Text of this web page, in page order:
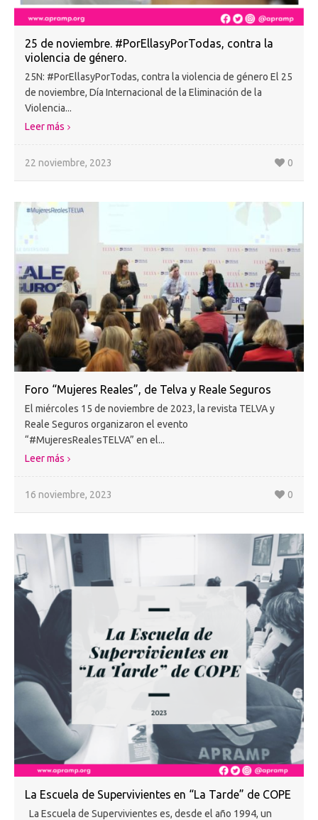
25 de noviembre. #PorEllasyPorTodas, contra la
violencia de género.
25N: #PorEllasyPorTodas, contra la violencia de género El 25
de noviembre, Día Internacional de la Eliminación de la
Violencia...
Leer más
22 noviembre, 2023 0
Foro “Mujeres Reales”, de Telva y Reale Seguros
El miércoles 15 de noviembre de 2023, la revista TELVA y
Reale Seguros organizaron el evento
“#MujeresRealesTELVA” en el...
Leer más
16 noviembre, 2023 0
La Escuela de Supervivientes en “La Tarde” de COPE
La Escuela de Supervivientes es, desde el año 1994, un